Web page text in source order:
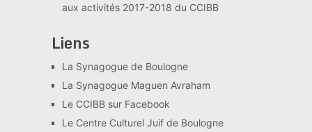
aux activités 2017-2018 du CCIBB
Liens
La Synagogue de Boulogne
La Synagogue Maguen Avraham
Le CCIBB sur Facebook
Le Centre Culturel Juif de Boulogne